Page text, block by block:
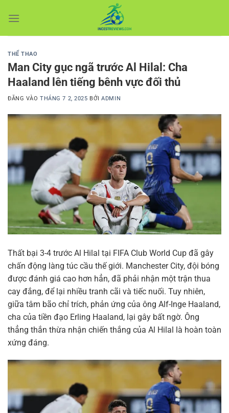
qua
THỂ THAO
Man City gục ngã trước Al Hilal: Cha
Haaland lên tiếng bênh vực đối thủ
ĐĂNG VÀOTHÁNG 7 2, 2025 BỞIADMIN
Thất bại 3-4 trước Al Hilal tại FIFA Club World Cup đã gây
chấn động làng túc cầu thế giới. Manchester City, đội bóng
được đánh giá cao hơn hẳn, đã phải nhận một trận thua
cay đắng, để lại nhiều tranh cãi và tiếc nuối. Tuy nhiên,
giữa tâm bão chỉ trích, phản ứng của ông Alf-Inge Haaland,
cha của tiền đạo Erling Haaland, lại gây bất ngờ. Ông
thẳng thắn thừa nhận chiến thắng của Al Hilal là hoàn toàn
xứng đáng.